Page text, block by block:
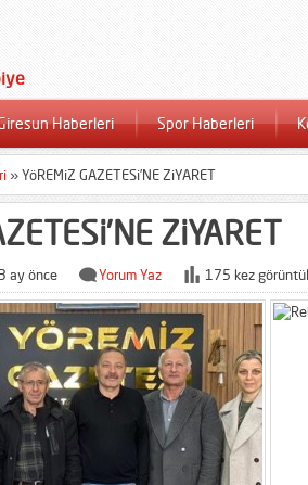
Haberleri Spor Haberleri
»YöREMiZ GAZETESi’NE ZiYARET
ZiYARET
3 ay önce Yorum Yaz 175 kez